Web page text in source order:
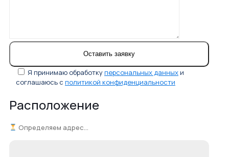
Я принимаю обработкуперсональных данных и
соглашаюсь с политикой конфиденциальности
Расположение
Определяем адрес...